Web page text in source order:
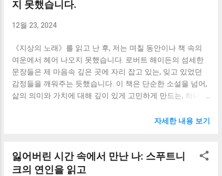
과거의 저를 이해하고 용서할 수 있었습니다....
단하는 과정은 마치 제가 직접 여행을 하는 듯한 착각에 빠지
게 만들 정도로 생생했습니다. 특히, 시간과의 싸움 속에서 벌
이야기 속으로 몰입하게 합니다. 저는 책을 읽는 내내 손에 땀
을 쥐고, 포그와 파스파르투를 응원하며 함께 숨 막히는 순간
들을 경험했습니다. 마치 제가 그들과 함께 80일간의 대장정
을 떠난 듯한 착각에 빠져들었습니다. 런던의 안개 낀 거리부
터 인도의 사막, 미국 서부의 광활한 대자연까지, 책장을 넘길
니다. 하지만 《80일간의 세계일주》는 단순한 모험담에 그
을 가진 포그는 여행을 통해 점차 인간적인 면모를 드러냅니
다. 예측 불가능한 상황들에 직면하며 그는 유연성과 적응력
지 못했습니다.
12월 23, 2024
《지상의 노래》를 읽고 난 후, 저는 며칠 동안이나 책 속의
여운에서 헤어 나오지 못했습니다. 로버트 해이든의 섬세한
문장들은 제 마음속 깊은 곳에 자리 잡고 있는, 잊고 있었던
감정들을 깨워주는 듯했습니다. 이 책은 단순한 소설을 넘어,
삶의 의미와 가치에 대해 깊이 있게 고민하게 만드는, 하나의
서, 저는 제 자신의 삶을 되돌아보고, 앞으로 나아가야 할 방
다. 그의 고뇌와 갈등은 마치 제 자신의 삶을 투영한 것처럼
느껴졌습니다. 저 또한 대학 생활을 하면서, 꿈과 현실 사이에
자세한 내용 보기
잃어버린 시간 속에서 만난 나: 스푸트니
크의 연인을 읽고